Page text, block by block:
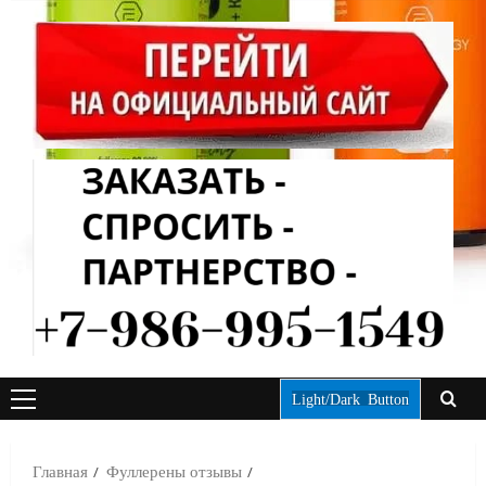
ОСНОВНОЕ
Light/Dark Button
Главная
Фуллерены отзывы